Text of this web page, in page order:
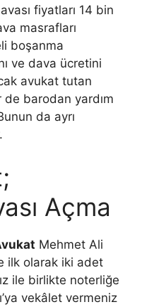
fiyatları 14 bin
masrafları
boşanma
ve dava ücretini
avukat tutan
barodan yardım
da ayrı
Açma
Mehmet Ali
ilk olarak iki adet
ile birlikte noterliğe
vekâlet vermeniz